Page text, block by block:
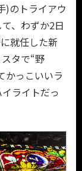
)のトライアウ
、わずか2日
就任した新
タで“野
かっこいいラ
ライトだっ